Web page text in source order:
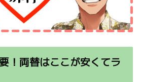
！両替はここが安くてラ